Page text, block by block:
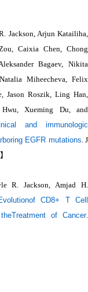
Jackson, Arjun Katailiha,
Caixia Chen, Chong
Bagaev, Nikita
Miheecheva, Felix
Jason Roszik, Ling Han,
Xueming Du, and
and immunologic
EGFR mutations . J
】
R. Jackson, Amjad H.
CD8+ T Cell
of Cancer.